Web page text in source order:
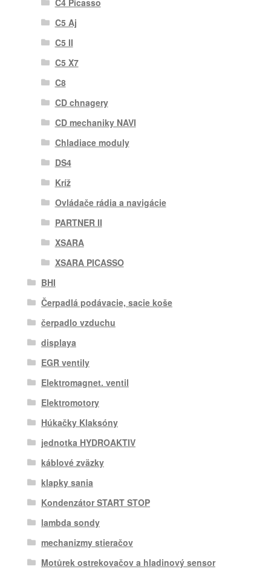
C5 Aj
C5 II
C5 X7
C8
CD chnagery
CD mechaniky NAVI
Chladiace moduly
DS4
Kríž
Ovládače rádia a navigácie
PARTNER II
XSARA
XSARA PICASSO
BHI
Čerpadlá podávacie, sacie koše
čerpadlo vzduchu
displaya
EGR ventily
Elektromagnet. ventil
Elektromotory
Húkačky Klaksóny
jednotka HYDROAKTIV
káblové zväzky
klapky sania
Kondenzátor START STOP
lambda sondy
mechanizmy stieračov
Motůrek ostrekovačov a hladinový sensor